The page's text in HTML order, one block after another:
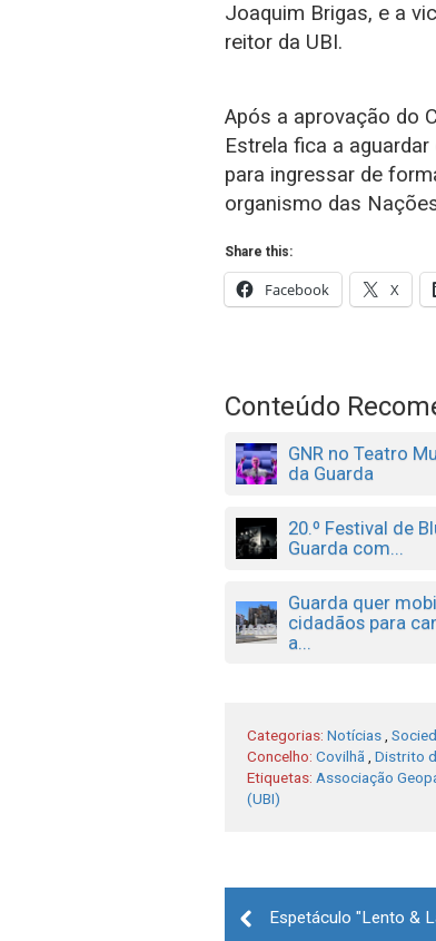
Joaquim Brigas, e a
reitor da UBI.
Após a aprovação do
Estrela fica a
para ingressar de
organismo das
Share this:
Facebook X
Conteúdo
GNR no Teatro
da Guarda
20.º Festival de
Guarda com...
Guarda quer
cidadãos para
a...
Categorias: Notícias
Concelho: Covilhã Distrito
Etiquetas: Associação
(UBI)
navigation